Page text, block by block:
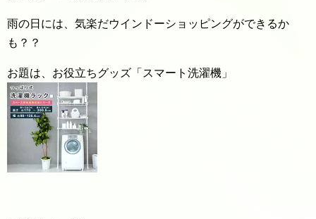
雨の日には、気楽だウインドーショッピングができるか
も？？
お題は、お役立ちグッズ「スマート洗濯機」